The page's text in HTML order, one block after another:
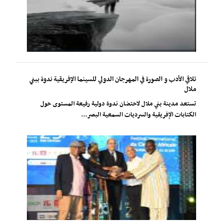
تلاقي الأدب و الصورة في المهرجان الدولي للسينما الإفريقية ندوة ببني
ملال
تستعد مدينة بني ملال لاحتضان ندوة دولية رفيعة المستوى حول
الكتابات الإفريقية والسرديات السمعية البصر...